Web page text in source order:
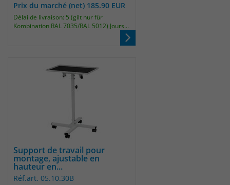
Prix du marché (net) 185.90 EUR
Délai de livraison: 5 (gilt nur für
Kombination RAL 7035/RAL 5012) Jours...
Support de travail pour
montage, ajustable en
hauteur en...
Réf.art. 05.10.30B